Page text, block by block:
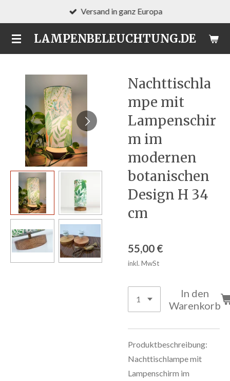
Hauptinhalt
springenLAMPENBELEUCHTUNG.DE
Versand in ganz Europa
Nachttischla
mpe mit
Lampenschir
m im
modernen
botanischen
Design H 34
cm
55,00 €
inkl. MwSt
In den
Warenkorb
Produktbeschreibung:
Nachttischlampe mit
Lampenschirm im